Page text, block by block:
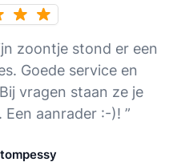
zoontje stond er een
Goede service en
vragen staan ze je
aanrader :-)! ”